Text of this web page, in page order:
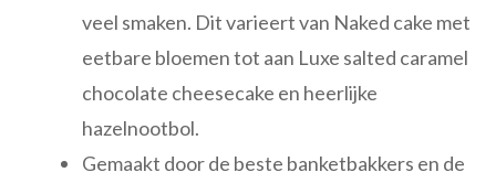
veel smaken. Dit varieert van Naked cake met
eetbare bloemen tot aan Luxe salted caramel
chocolate cheesecake en heerlijke
hazelnootbol.
Gemaakt door de beste banketbakkers en de